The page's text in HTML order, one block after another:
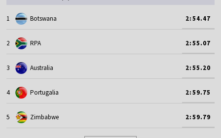
1 Botswana 2:54.47
2 RPA 2:55.07
3 Australia 2:55.20
4 Portugalia 2:59.75
5 Zimbabwe 2:59.79